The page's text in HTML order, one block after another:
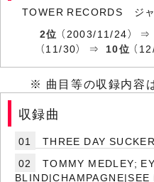
TOWER RECORDS ジ
2位 （2003/11/24）
（11/30） ⇒ 10位 （
※ 曲目等の収録内容
収録曲
01
THREE DAY SUCKER
02
TOMMY MEDLEY;